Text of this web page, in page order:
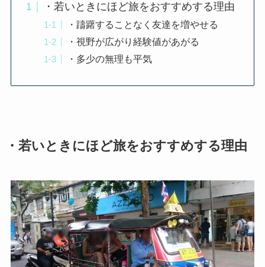
・若いときにほど旅をおすすめする理由
・躊躇することなく友達を増やせる
・視野が広がり経験値があがる
・多少の無理も平気
・若いときにほど旅をおすすめする理由